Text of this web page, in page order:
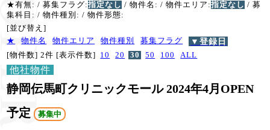
★有無: / 募集フラグ:指定なし / 物件名: / 物件エリア:指定なし / 募
集科目: / 物件種別: / 物件形態:
[並び替え]
★
物件名 物件エリア 物件種別 募集フラグ ▼登録日
[物件数] 2件 [表示件数] 10 20 30 50 100 ALL
他社物件
静岡伝馬町クリニックモール 2024年4月OPEN
予定 募集中